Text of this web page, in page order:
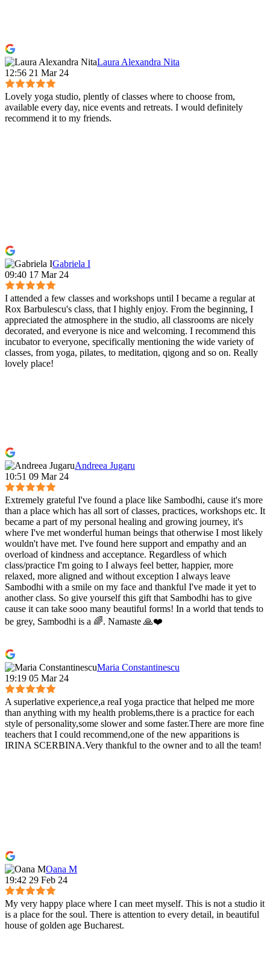
Laura Alexandra Nita
12:56 21 Mar 24
Lovely yoga studio, plently of classes where to choose from,
available every day, nice events and retreats. I would definitely
recommend it to my friends.
Gabriela I
09:40 17 Mar 24
I attended a few classes and workshops until I became a regular at
Rox Barbulescu's class, that I highly enjoy. From the beginning, I
appreciated the atmosphere in the studio, all classrooms are nicely
decorated, and everyone is nice and welcoming. I recommend this
incubator to everyone, specifically mentioning the wide variety of
classes, from yoga, pilates, to meditation, qigong and so on. Really
lovely place!
Andreea Jugaru
10:51 09 Mar 24
Extremely grateful I've found a place like Sambodhi, cause it's more
than a place which has all sort of classes, practices, workshops etc. It
became a part of my personal healing and growing journey, it's
where I've met wonderful human beings that otherwise I most likely
wouldn't have met. I've found here support and empathy and an
overload of kindness and acceptance. Regardless of which
class/practice I'm going to I always feel better, happier, more
relaxed, more aligned and without exception I always leave
Sambodhi with a smile on my face and thankful I've made it yet to
another class. So give yourself this gift that Sambodhi has to give
cause it can take sooo many beautiful forms! In a world that tends to
be grey, Sambodhi is a 🌈. Namaste 🙏❤️
Maria Constantinescu
19:19 05 Mar 24
A superlative experience,a reaI yoga practice that helped me more
than anything with my health problems,there is a practice for each
style of personality,some slower and some faster.There are more fine
teachers that I could recommend,one of the new apparitions is
IRINA SCERBINA.Very thankful to the owner and to all the team!
Oana M
19:42 29 Feb 24
My very happy place where I can meet myself. This is not a studio it
is a place for the soul. There is attention to every detail, in beautiful
house of golden age Bucharest.